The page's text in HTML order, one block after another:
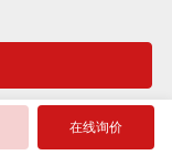
在线询价